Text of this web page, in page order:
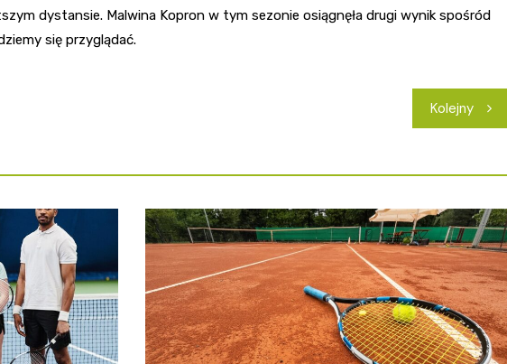
dystansie. Malwina Kopron w tym sezonie osiągnęła drugi wynik spośród
się przyglądać.
Kolejny